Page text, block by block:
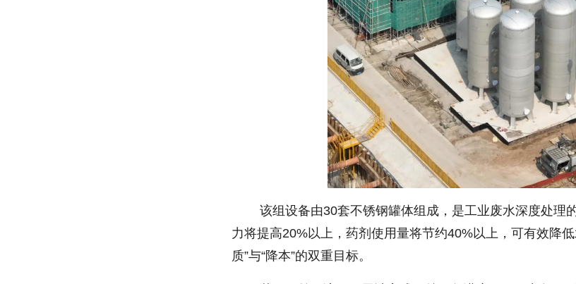
该组设备由30套不锈钢罐体组成，是工业废水深度处理的
力将提高20%以上，药剂使用量将节约40%以上，可有效降
质”与“降本”的双重目标。